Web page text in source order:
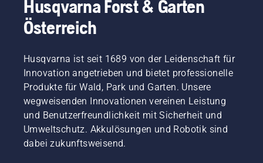
Sie den
auf einer
durch.
So
gehen
auch
keine
Schrauben
im Gras
verloren.
wird. Ein
sitzender
Rucksack
sorgt für
einen
bequemeren
Sitz und
beugt
vor,
sodass
Husqvarna Forst & Garten
Österreich
Husqvarna ist seit 1689 von der Leidenschaft für
Innovation angetrieben und bietet professionelle
Produkte für Wald, Park und Garten. Unsere
wegweisenden Innovationen vereinen Leistung
und Benutzerfreundlichkeit mit Sicherheit und
Umweltschutz. Akkulösungen und Robotik sind
dabei zukunftsweisend.